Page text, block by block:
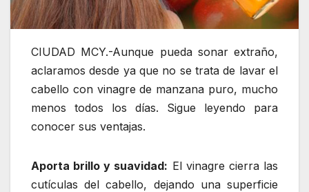
CIUDAD MCY.-Aunque pueda sonar extraño,
aclaramos desde ya que no se trata de lavar el
cabello con vinagre de manzana puro, mucho
menos todos los días. Sigue leyendo para
conocer sus ventajas.
Aporta brillo y suavidad: El vinagre cierra las
cutículas del cabello, dejando una superficie